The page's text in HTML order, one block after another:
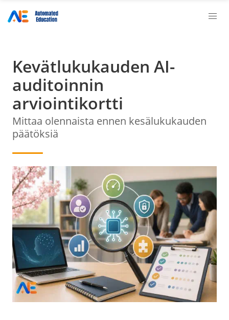
Kevätlukukauden AI-
auditoinnin
arviointikortti
Mittaa olennaista ennen kesälukukauden
päätöksiä